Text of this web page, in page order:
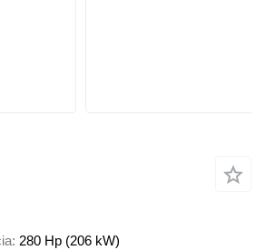
280 Hp (206 kW)